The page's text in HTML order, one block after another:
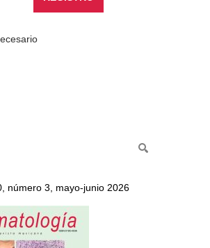
número 3, mayo-junio 2026